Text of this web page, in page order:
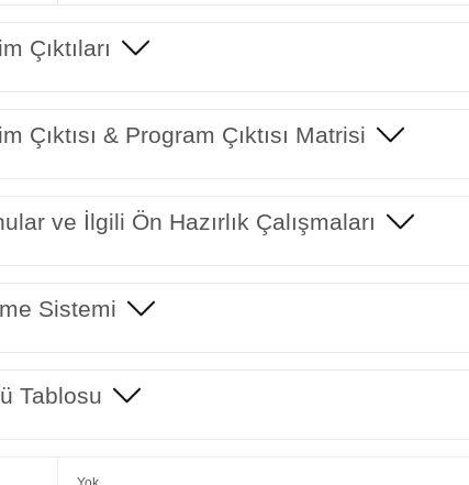
Çıktıları
Çıktısı & Program Çıktısı Matrisi
ve İlgili Ön Hazırlık Çalışmaları
Sistemi
Tablosu